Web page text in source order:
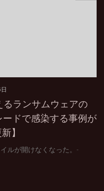
ランサムウェアの
ドで感染する事例が
】
ルが開けなくなった。-